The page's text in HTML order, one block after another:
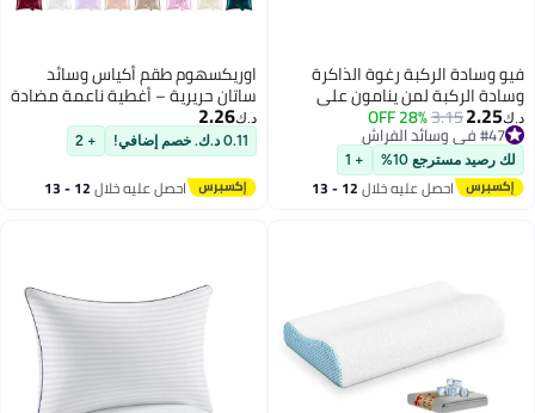
فيو وسادة الركبة رغوة الذاكرة
وسادة الركبة لمن ينامون على
الجانب وسادة مريحة للساق لتحسين
محاذاة العمود الفقري تخفيف
أسفل الظهر والركبتين آلام مهدئة
للحمل تخفيف الآلام الحمل غطاء
قابل للغسل وحزام مطاطي
د.ك‏2.25
3.15
28% OFF
#47 في وسائد الفراش
#47 في وسائد الفراش
لك رصيد مسترجع 10% + 1
احصل عليه خلال 12 - 13
اوريكسهوم طقم أكياس وسائد
ساتان حريرية – أغطية ناعمة مضادة
للحساسية مع إغلاق ظرفي للعناية
بالشعر والبشرة
د.ك‏2.26
0.11 د.ك. خصم إضافي! + 2
احصل عليه خلال 12 - 13